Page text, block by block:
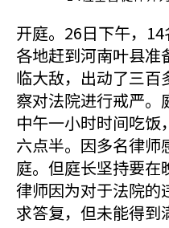
开庭。26日下午，
各地赶到河南叶县准
临大敌，出动了三百
察对法院进行戒严。
中午一小时时间吃饭
六点半。因多名律师
庭。但庭长坚持要在
律师因为对于法院的
求答复，但未能得到